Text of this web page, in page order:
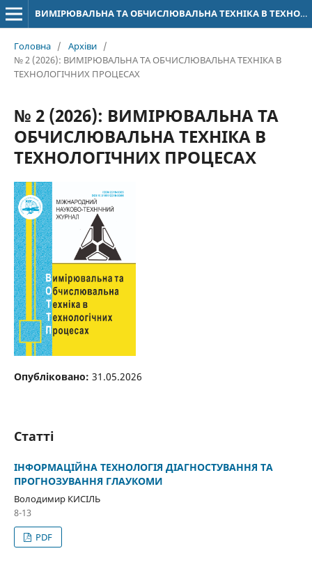
ВИМІРЮВАЛЬНА ТА ОБЧИСЛЮВАЛЬНА ТЕХНІКА В ТЕХНОЛОГІЧНИХ ПРОЦЕСАХ
Головна / Архіви /
№ 2 (2026): ВИМІРЮВАЛЬНА ТА ОБЧИСЛЮВАЛЬНА ТЕХНІКА В
ТЕХНОЛОГІЧНИХ ПРОЦЕСАХ
№ 2 (2026): ВИМІРЮВАЛЬНА ТА
ОБЧИСЛЮВАЛЬНА ТЕХНІКА В
ТЕХНОЛОГІЧНИХ ПРОЦЕСАХ
Опубліковано: 31.05.2026
Статті
ІНФОРМАЦІЙНА ТЕХНОЛОГІЯ ДІАГНОСТУВАННЯ ТА
ПРОГНОЗУВАННЯ ГЛАУКОМИ
Володимир КИСІЛЬ
8-13
PDF